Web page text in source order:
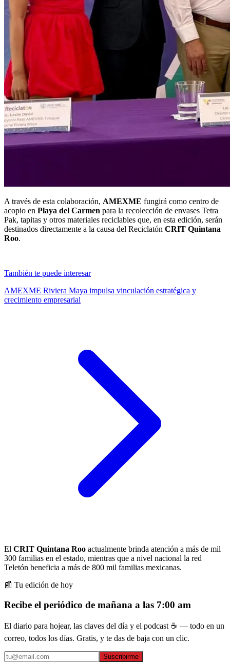
A través de esta colaboración, AMEXME fungirá como centro de
acopio en Playa del Carmen para la recolección de envases Tetra
Pak, tapitas y otros materiales reciclables que, en esta edición, serán
destinados directamente a la causa del Reciclatón CRIT Quintana
Roo.
También te puede interesar
AMEXME Riviera Maya impulsa vinculación estratégica y
crecimiento empresarial
El CRIT Quintana Roo actualmente brinda atención a más de mil
300 familias en el estado, mientras que a nivel nacional la red
Teletón beneficia a más de 800 mil familias mexicanas.
📰 Tu edición de hoy
Recibe el periódico de mañana a las 7:00 am
El diario para hojear, las claves del día y el podcast ☕ — todo en un
correo, todos los días. Gratis, y te das de baja con un clic.
Suscribirme